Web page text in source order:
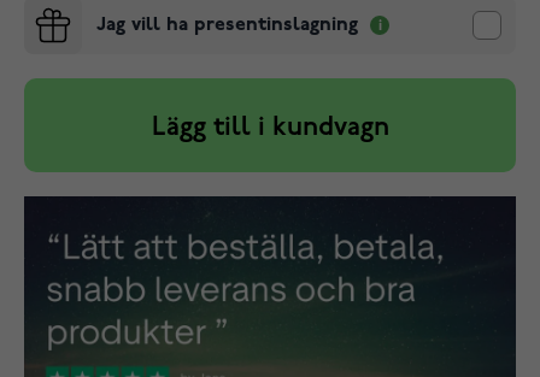
Jag vill ha presentinslagning
Lägg till i kundvagn